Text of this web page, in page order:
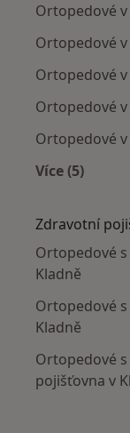
Ortopedové v
Ortopedové
Ortopedové
Ortopedové v
Ortopedové
Více (5)
Zdravotní
Ortopedové
Kladně
Ortopedové
Kladně
Ortopedové
pojišťovna v